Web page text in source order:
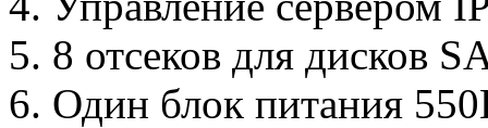
5. 8 отсеков для дисков
6. Один блок питания